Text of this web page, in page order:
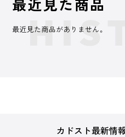
最近見た商品がありません。
カドスト最新情